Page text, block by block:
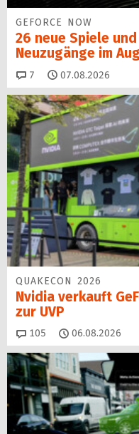
GEFORCE NOW
26 neue Spiele
Neuzugänge im
7 Kommentare
07.08.2026
QUAKECON 2026
Nvidia verkauft
zur UVP
105 Kommentare
06.08.2026